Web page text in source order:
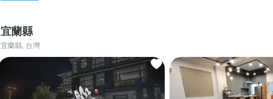
宜蘭縣
宜蘭縣, 台灣